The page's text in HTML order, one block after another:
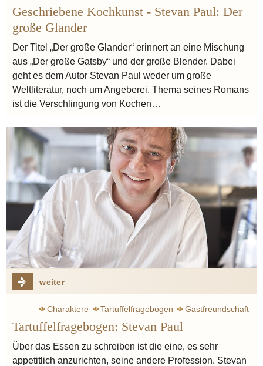
Geschriebene Kochkunst - Stevan Paul: Der
große Glander
Der Titel „Der große Glander“ erinnert an eine Mischung
aus „Der große Gatsby“ und der große Blender. Dabei
geht es dem Autor Stevan Paul weder um große
Weltliteratur, noch um Angeberei. Thema seines Romans
ist die Verschlingung von Kochen…
weiter
Charaktere Tartuffelfragebogen
Gastfreundschaft
Menü
Foodstylist Blogger Fotografie
Vegetarisch
Seiser Katharina
Tartuffelfragebogen: Stevan Paul
Über das Essen zu schreiben ist die eine, es sehr
appetitlich anzurichten, seine andere Profession. Stevan